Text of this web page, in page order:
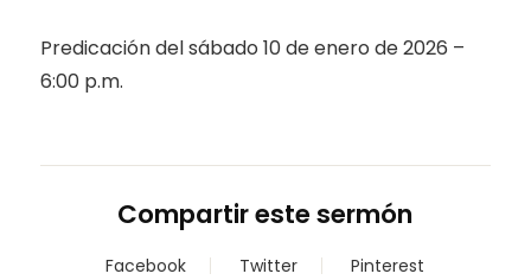
Predicación del sábado 10 de enero de 2026 –
6:00 p.m.
Compartir este sermón
Facebook Twitter Pinterest